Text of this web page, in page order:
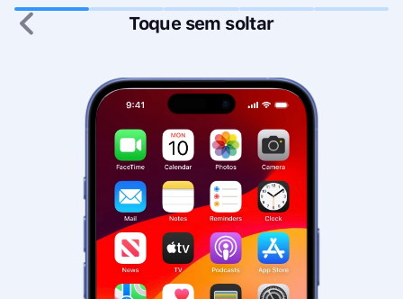
Toque sem soltar